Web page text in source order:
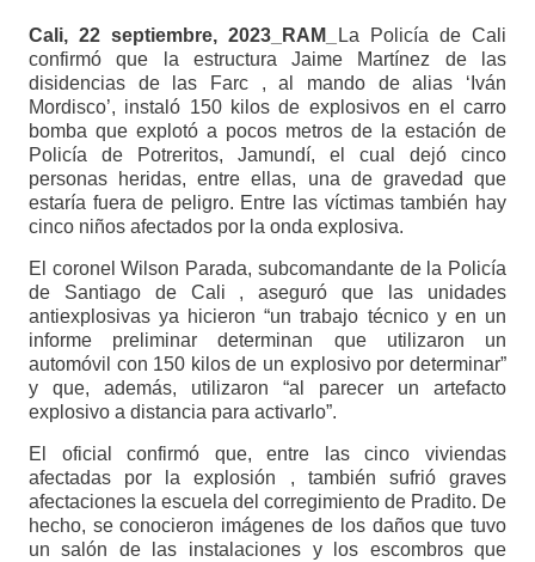
Cali, 22 septiembre, 2023_RAM_
La Policía de Cali
confirmó que la estructura Jaime Martínez de las
disidencias de las Farc , al mando de alias ‘Iván
Mordisco’, instaló 150 kilos de explosivos en el carro
bomba que explotó a pocos metros de la estación de
Policía de Potreritos, Jamundí, el cual dejó cinco
personas heridas, entre ellas, una de gravedad que
estaría fuera de peligro. Entre las víctimas también hay
cinco niños afectados por la onda explosiva.
El coronel Wilson Parada, subcomandante de la Policía
de Santiago de Cali , aseguró que las unidades
antiexplosivas ya hicieron “un trabajo técnico y en un
informe preliminar determinan que utilizaron un
automóvil con 150 kilos de un explosivo por determinar”
y que, además, utilizaron “al parecer un artefacto
explosivo a distancia para activarlo”.
El oficial confirmó que, entre las cinco viviendas
afectadas por la explosión , también sufrió graves
afectaciones la escuela del corregimiento de Pradito. De
hecho, se conocieron imágenes de los daños que tuvo
un salón de las instalaciones y los escombros que